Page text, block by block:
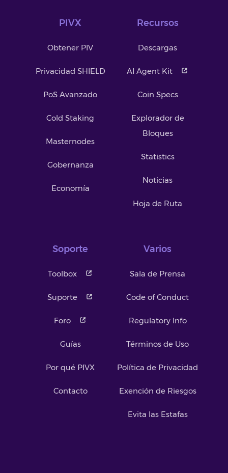
PIVX
Obtener PIV
Privacidad SHIELD
PoS Avanzado
Cold Staking
Masternodes
Gobernanza
Economía
Recursos
Descargas
AI Agent Kit
Coin Specs
Explorador de
Bloques
Statistics
Noticias
Hoja de Ruta
Soporte
Toolbox
Suporte
Foro
Guías
Por qué PIVX
Contacto
Varios
Sala de Prensa
Code of Conduct
Regulatory Info
Términos de Uso
Política de Privacidad
Exención de Riesgos
Evita las Estafas